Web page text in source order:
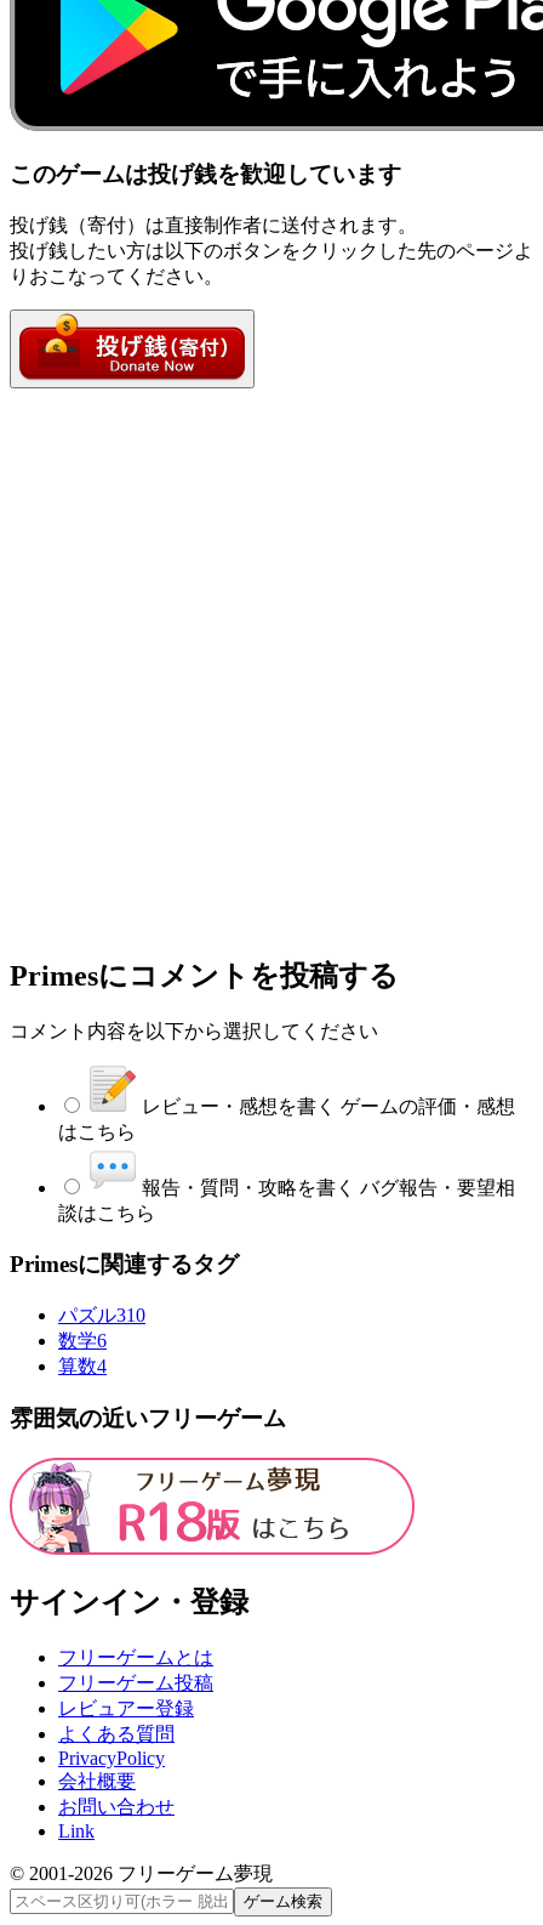
このゲームは投げ銭を歓迎しています
投げ銭（寄付）は直接制作者に送付されます。
投げ銭したい方は以下のボタンをクリックした先のページよ
りおこなってください。
Primesにコメントを投稿する
コメント内容を以下から選択してください
レビュー・感想を書く ゲームの評価・感想
はこちら
報告・質問・攻略を書く バグ報告・要望相
談はこちら
Primesに関連するタグ
パズル310
数学6
算数4
雰囲気の近いフリーゲーム
サインイン・登録
フリーゲームとは
フリーゲーム投稿
レビュアー登録
よくある質問
PrivacyPolicy
会社概要
お問い合わせ
Link
© 2001-2026 フリーゲーム夢現